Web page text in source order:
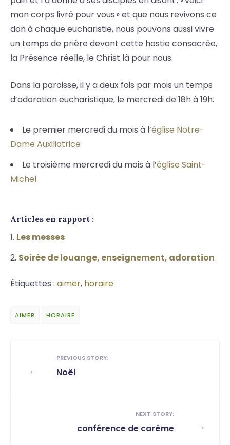
mon corps livré pour vous » et que nous revivons ce
don à chaque eucharistie, nous pouvons aussi vivre
un temps de prière devant cette hostie consacrée,
la Présence réelle, le Christ là pour nous.
Dans la paroisse, il y a deux fois par mois un temps
d’adoration eucharistique, le mercredi de 18h à 19h.
Le premier mercredi du mois à l’église Notre-
Dame Auxiliatrice
Le troisième mercredi du mois à l’église Saint-
Michel
Articles en rapport :
Les messes
Soirée de louange, enseignement, adoration
Étiquettes : aimer, horaire
AIMER HORAIRE
←
PREVIOUS STORY:
Noël
→
NEXT STORY:
conférence de carême